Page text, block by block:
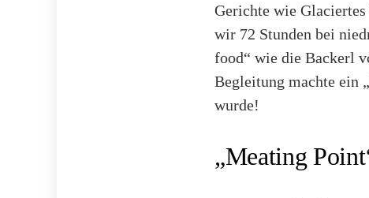
Gerichte wie
wir 72 Stunden bei
food“ wie die Backerl
Begleitung machte ein
wurde!
„Meating